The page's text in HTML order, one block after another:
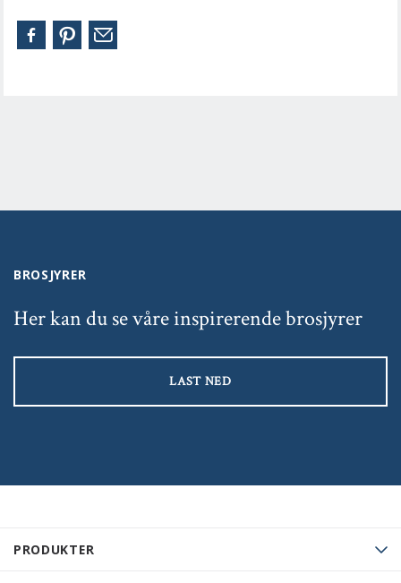
PRODUKTER
BROSJYRER
Her kan du se våre inspirerende brosjyrer
LAST NED